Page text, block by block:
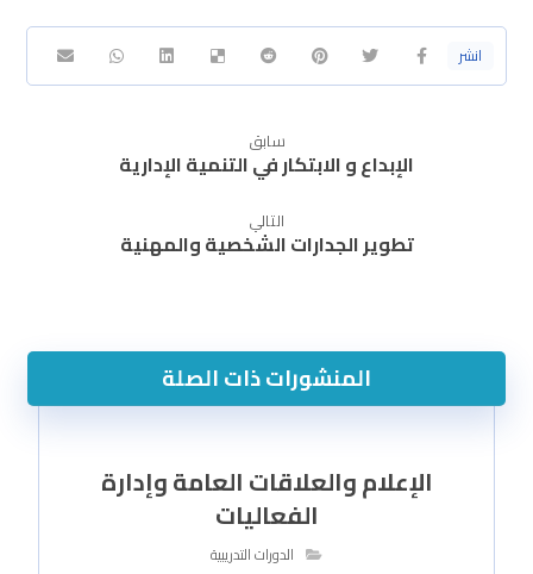
سابق
الإبداع و الابتكار في التنمية الإدارية
التالي
تطوير الجدارات الشخصية والمهنية
المنشورات ذات الصلة
الإعلام والعلاقات العامة وإدارة
الفعاليات
الدورات التدريبية